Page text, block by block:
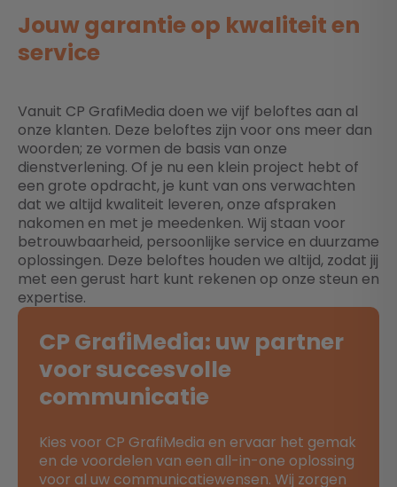
Jouw garantie op kwaliteit en
service
Vanuit CP GrafiMedia doen we vijf beloftes aan al
onze klanten. Deze beloftes zijn voor ons meer dan
woorden; ze vormen de basis van onze
dienstverlening. Of je nu een klein project hebt of
een grote opdracht, je kunt van ons verwachten
dat we altijd kwaliteit leveren, onze afspraken
nakomen en met je meedenken. Wij staan voor
betrouwbaarheid, persoonlijke service en duurzame
oplossingen. Deze beloftes houden we altijd, zodat jij
met een gerust hart kunt rekenen op onze steun en
expertise.
CP GrafiMedia: uw partner
voor succesvolle
communicatie
Kies voor CP GrafiMedia en ervaar het gemak
en de voordelen van een all-in-one oplossing
voor al uw communicatiewensen. Wij zorgen